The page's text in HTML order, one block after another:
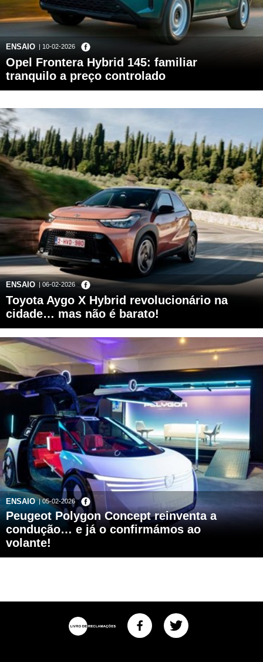
ENSAIO | 10-02-2026
Opel Frontera Hybrid 145: familiar
tranquilo a preço controlado
ENSAIO | 06-02-2026
Toyota Aygo X Hybrid revolucionário na
cidade… mas não é barato!
ENSAIO | 05-02-2026
Peugeot Polygon Concept reinventa a
condução… e já o confirmámos ao
volante!